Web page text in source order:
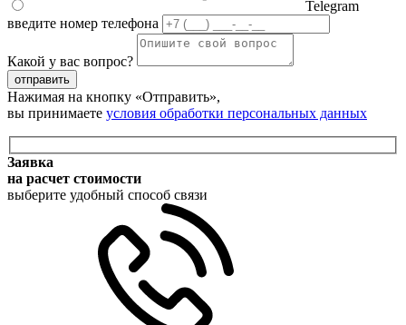
Telegram
введите номер телефона
Какой у вас вопрос?
отправить
Нажимая на кнопку «Отправить»,
вы принимаете условия обработки персональных данных
Заявка
на расчет стоимости
выберите удобный способ связи